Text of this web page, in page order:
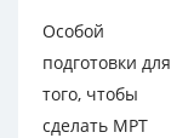
Особой
подготовки для
того, чтобы
сделать МРТ